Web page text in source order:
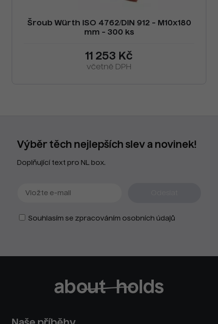
Šroub Würth ISO 4762/DIN 912 - M10x180
mm - 300 ks
11 253 Kč
včetně DPH
Výběr těch nejlepších slev a novinek!
Doplňující text pro NL box.
Souhlasím se zpracováním osobních údajů